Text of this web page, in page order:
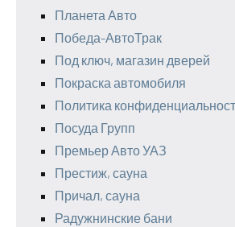
Планета Авто
Победа-АвтоТрак
Под ключ, магазин дверей
Покраска автомобиля
Политика
Посуда Групп
Премьер Авто УАЗ
Престиж, сауна
Причал, сауна
Радужнинские бани